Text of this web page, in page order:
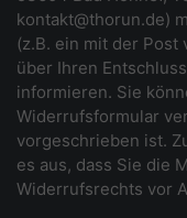
kontakt@thorun.de)
(z.B. ein mit der Post
über Ihren
informieren. Sie
Widerrufsformular
vorgeschrieben ist.
es aus, dass Sie die
Widerrufsrechts vor